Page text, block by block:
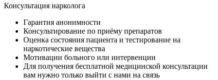
Консультация нарколога
Гарантия анонимности
Консультирование по приёму препаратов
Оценка состояния пациента и тестирование на
наркотические вещества
Мотивации больного или интервенции
Для получения бесплатной медицинской консультации
вам нужно только выйти с нами на связь